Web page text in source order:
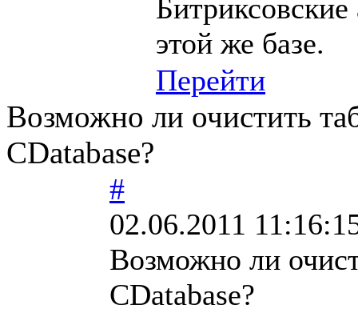
этой же базе.
Перейти
Возможно ли очистить
CDatabase?
#
02.06.2011
Возможно ли
CDatabase?